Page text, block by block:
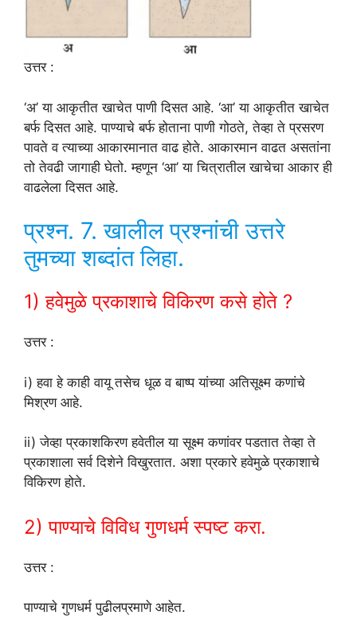
उत्तर :
‘अ’ या आकृतीत खाचेत पाणी दिसत आहे. ‘आ’ या आकृतीत खाचेत
बर्फ दिसत आहे. पाण्याचे बर्फ होताना पाणी गोठते, तेव्हा ते प्रसरण
पावते व त्याच्या आकारमानात वाढ होते. आकारमान वाढत असतांना
तो तेवढी जागाही घेतो. म्हणून ‘आ’ या चित्रातील खाचेचा आकार ही
वाढलेला दिसत आहे.
प्रश्न. 7. खालील प्रश्नांची उत्तरे
तुमच्या शब्दांत लिहा.
1) हवेमुळे प्रकाशाचे विकिरण कसे होते ?
उत्तर :
i) हवा हे काही वायू तसेच धूळ व बाष्प यांच्या अतिसूक्ष्म कणांचे
मिश्रण आहे.
ii) जेव्हा प्रकाशकिरण हवेतील या सूक्ष्म कणांवर पडतात तेव्हा ते
प्रकाशाला सर्व दिशेने विखुरतात. अशा प्रकारे हवेमुळे प्रकाशाचे
विकिरण होते.
2) पाण्याचे विविध गुणधर्म स्पष्ट करा.
उत्तर :
पाण्याचे गुणधर्म पुढीलप्रमाणे आहेत.